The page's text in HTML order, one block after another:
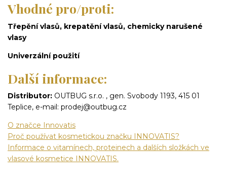
Vhodné pro/proti:
Třepění vlasů, krepatění vlasů, chemicky narušené
vlasy
Univerzální použití
Další informace:
Distributor: OUTBUG s.r.o. , gen. Svobody 1193, 415 01
Teplice, e-mail: prodej@outbug.cz
O značce Innovatis
Proč používat kosmetickou značku INNOVATIS?
Informace o vitamínech, proteinech a dalších složkách ve
vlasové kosmetice INNOVATIS.